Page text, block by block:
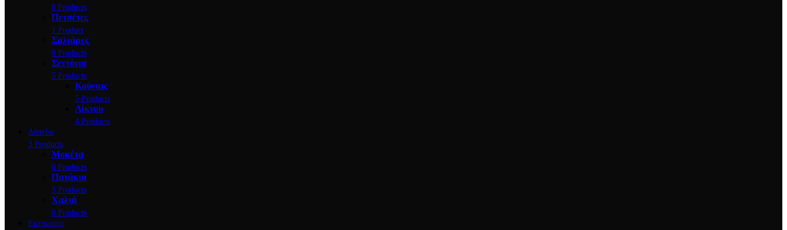
0 Products
Πετσέτες
1 Product
Σαλιάρες
0 Products
Σεντόνια
5 Products
Κούνιας
5 Products
Λίκνου
4 Products
Δάπεδο
3 Products
Μοκέτα
0 Products
Πατάκια
3 Products
Χαλιά
0 Products
Εκτπώσεις